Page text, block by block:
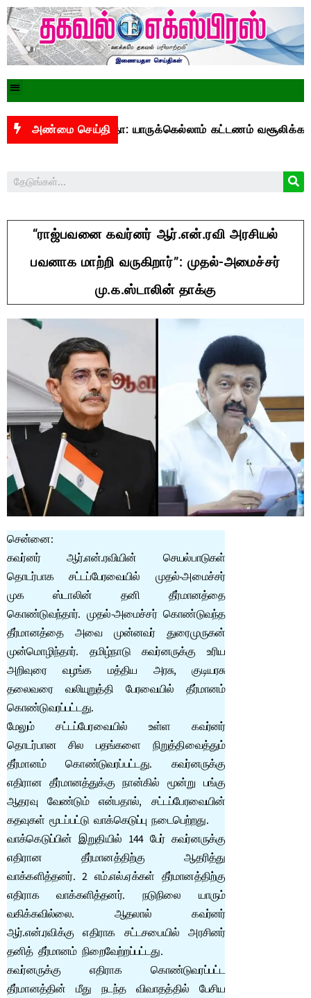
அண்மை செய்தி
மசோதா: யாருக்கெல்லாம் கட்டணம் வசூலிக்கப்படும்? –
“ராஜ்பவனை கவர்னர் ஆர்.என்.ரவி அரசியல்
பவனாக மாற்றி வருகிறார்”: முதல்-அமைச்சர்
மு.க.ஸ்டாலின் தாக்கு
சென்னை:
கவர்னர் ஆர்.என்.ரவியின் செயல்பாடுகள்
தொடர்பாக சட்டப்பேரவையில் முதல்-அமைச்சர்
முக ஸ்டாலின் தனி தீர்மானத்தை
கொண்டுவந்தார். முதல்-அமைச்சர் கொண்டுவந்த
தீர்மானத்தை அவை முன்னவர் துரைமுருகன்
முன்மொழிந்தார். தமிழ்நாடு கவர்னருக்கு உரிய
அறிவுரை வழங்க மத்திய அரசு, குடியரசு
தலைவரை வலியுறுத்தி பேரவையில் தீர்மானம்
கொண்டுவரப்பட்டது.
மேலும் சட்டப்பேரவையில் உள்ள கவர்னர்
தொடர்பான சில பதங்களை நிறுத்திவைத்தும்
தீர்மானம் கொண்டுவரப்பட்டது. கவர்னருக்கு
எதிரான தீர்மானத்துக்கு நான்கில் மூன்று பங்கு
ஆதரவு வேண்டும் என்பதால், சட்டப்பேரவையின்
கதவுகள் மூடப்பட்டு வாக்கெடுப்பு நடைபெற்றது.
வாக்கெடுப்பின் இறுதியில் 144 பேர் கவர்னருக்கு
எதிரான தீர்மானத்திற்கு ஆதரித்து
வாக்களித்தனர். 2 எம்.எல்.ஏக்கள் தீர்மானத்திற்கு
எதிராக வாக்களித்தனர். நடுநிலை யாரும்
வகிக்கவில்லை. ஆதலால் கவர்னர்
ஆர்.என்.ரவிக்கு எதிராக சட்டசபையில் அரசினர்
தனித் தீர்மானம் நிறைவேற்றப்பட்டது.
கவர்னருக்கு எதிராக கொண்டுவரப்பட்ட
தீர்மானத்தின் மீது நடந்த விவாதத்தில் பேசிய